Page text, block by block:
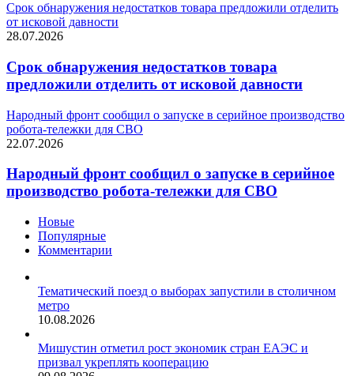
Срок обнаружения недостатков товара предложили отделить
от исковой давности
28.07.2026
Срок обнаружения недостатков товара
предложили отделить от исковой давности
Народный фронт сообщил о запуске в серийное производство
робота-тележки для СВО
22.07.2026
Народный фронт сообщил о запуске в серийное
производство робота-тележки для СВО
Новые
Популярные
Комментарии
Тематический поезд о выборах запустили в столичном
метро
10.08.2026
Мишустин отметил рост экономик стран ЕАЭС и
призвал укреплять кооперацию